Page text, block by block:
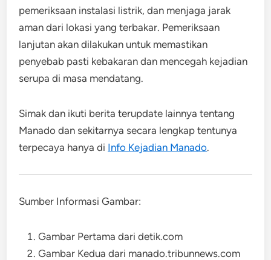
pemeriksaan instalasi listrik, dan menjaga jarak
aman dari lokasi yang terbakar. Pemeriksaan
lanjutan akan dilakukan untuk memastikan
penyebab pasti kebakaran dan mencegah kejadian
serupa di masa mendatang.
Simak dan ikuti berita terupdate lainnya tentang
Manado dan sekitarnya secara lengkap tentunya
terpecaya hanya di Info Kejadian Manado.
Sumber Informasi Gambar:
Gambar Pertama dari detik.com
Gambar Kedua dari manado.tribunnews.com